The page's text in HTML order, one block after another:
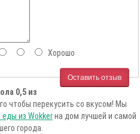
Хорошо
Оставить отзыв
0,5 из
чтобы перекусить со вкусом! Мы
еды из Wokkerна дом лучшей и самой
города.